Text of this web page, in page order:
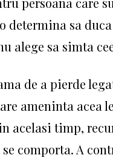
determina sa
alege sa simta
de a pierde
ameninta acea
acelasi timp,
comporta. A